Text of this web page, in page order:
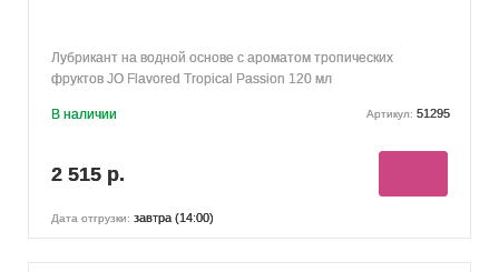
Лубрикант на водной основе с ароматом тропических
фруктов JO Flavored Tropical Passion 120 мл
В наличии Артикул: 51295
2 515 р.
Дата отгрузки: завтра (14:00)